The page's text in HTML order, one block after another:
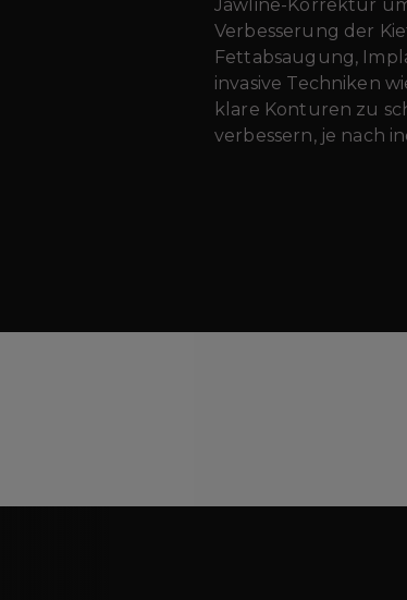
Jawline-Korrektur
Verbesserung der
Fettabsaugung,
invasive Techniken
klare Konturen zu
verbessern, je nach